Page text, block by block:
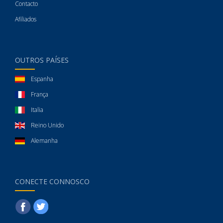
Contacto
Afiliados
OUTROS PAÍSES
Espanha
França
Italia
Reino Unido
Alemanha
CONECTE CONNOSCO